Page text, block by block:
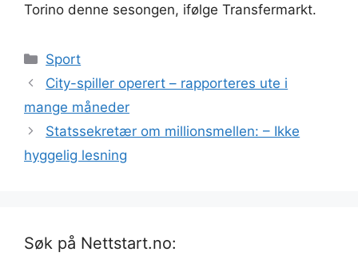
Torino denne sesongen, ifølge Transfermarkt.
Kategorier
Sport
City-spiller operert – rapporteres ute i
mange måneder
Statssekretær om millionsmellen: – Ikke
hyggelig lesning
Søk på Nettstart.no: